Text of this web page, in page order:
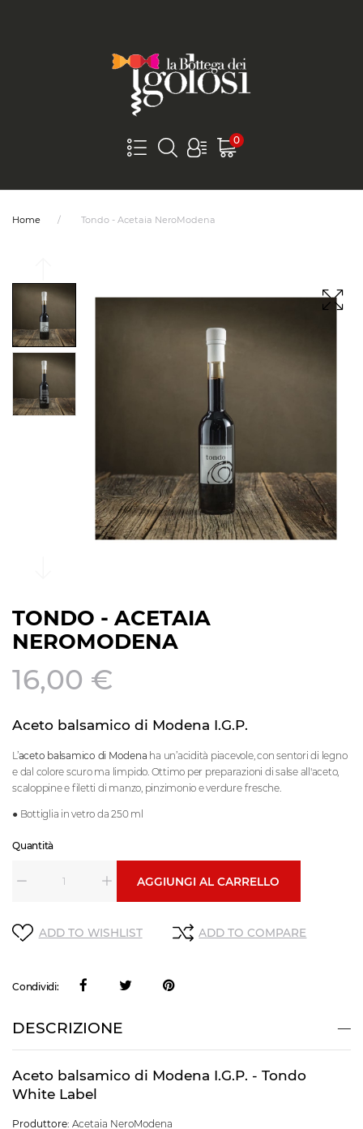
0
Home Tondo - Acetaia NeroModena
TONDO - ACETAIA
NEROMODENA
16,00 €
Aceto balsamico di Modena I.G.P.
L’aceto balsamico di Modena ha un’acidità piacevole, con sentori di legno
e dal colore scuro ma limpido. Ottimo per preparazioni di salse all'aceto,
scaloppine e filetti di manzo, pinzimonio e verdure fresche.
● Bottiglia in vetro da 250 ml
Quantità
AGGIUNGI AL CARRELLO
ADD TO WISHLIST ADD TO COMPARE
Condividi:
DESCRIZIONE
Aceto balsamico di Modena I.G.P. - Tondo
White Label
Produttore: Acetaia NeroModena